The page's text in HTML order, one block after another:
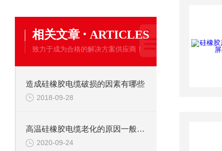
相关文章 · ARTICLES
致力于成为合格的解决方案供应商！
造成硅橡胶电缆破损的因素有哪些
2018-09-28
高温硅橡胶电缆老化的原因一般有几种
2020-09-24